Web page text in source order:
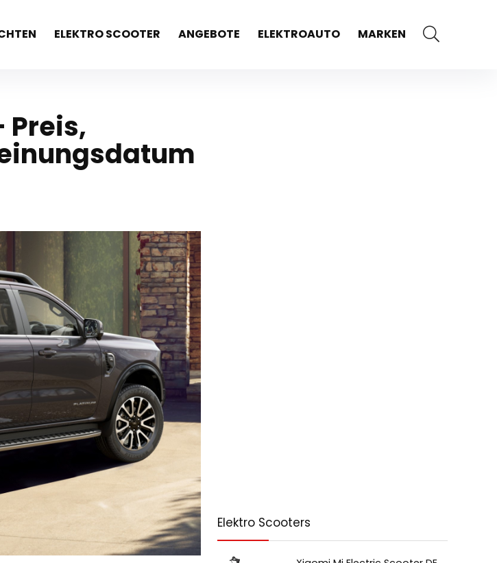
ELEKTRO SCOOTER ANGEBOTE ELEKTROAUTO MARKEN
Preis,
Elektro Scooters